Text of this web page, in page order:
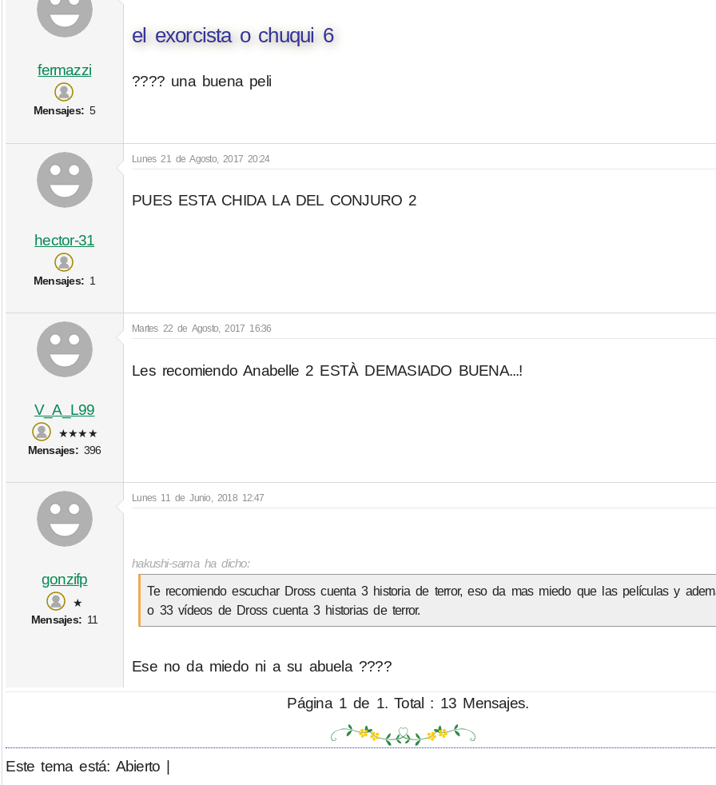
fermazzi
Mensajes: 5
el exorcista o chuqui 6
???? una buena peli
hector-31
Mensajes: 1
Lunes 21 de Agosto, 2017 20:24
PUES ESTA CHIDA LA DEL CONJURO 2
V_A_L99
★★★★
Mensajes:396
Martes 22 de Agosto, 2017 16:36
Les recomiendo Anabelle 2 ESTÀ DEMASIADO BUENA...!
gonzifp
★
Mensajes: 11
Lunes 11 de Junio, 2018 12:47
hakushi-sama ha dicho:
Te recomiendo escuchar Dross cuenta 3 historia de terror, eso da mas miedo que las películas y
o 33 vídeos de Dross cuenta 3 historias de terror.
Ese no da miedo ni a su abuela ????
Página 1 de 1. Total : 13 Mensajes.
Este tema está: Abierto |